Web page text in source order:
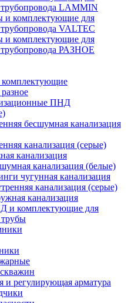
LAMMIN
и комплектующие для
VALTEC
и комплектующие для
РАЗНОЕ
комплектующие
ПНД
бесшумная канализация
канализация (серые)
канализация
канализация (белые)
чугунная канализация
канализация (серые)
канализация
и комплектующие для
и регулирующая арматура